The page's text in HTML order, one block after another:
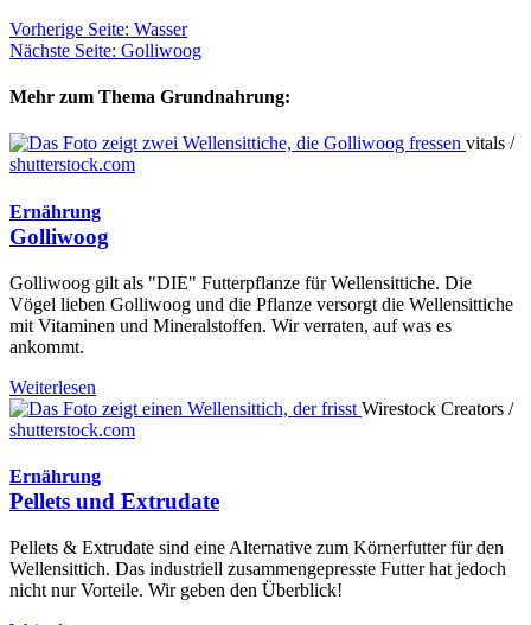
Vorherige Seite: Wasser
Nächste Seite: Golliwoog
Mehr zum Thema Grundnahrung:
vitals /
shutterstock.com
Ernährung
Golliwoog
Golliwoog gilt als "DIE" Futterpflanze für Wellensittiche. Die
Vögel lieben Golliwoog und die Pflanze versorgt die Wellensittiche
mit Vitaminen und Mineralstoffen. Wir verraten, auf was es
ankommt.
Weiterlesen
Wirestock Creators /
shutterstock.com
Ernährung
Pellets und Extrudate
Pellets & Extrudate sind eine Alternative zum Körnerfutter für den
Wellensittich. Das industriell zusammengepresste Futter hat jedoch
nicht nur Vorteile. Wir geben den Überblick!